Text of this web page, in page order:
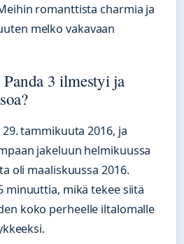
romanttista charmia ja
melko vakavaan
3 ilmestyi ja
tammikuuta 2016, ja
jakeluun helmikuussa
oli maaliskuussa 2016.
minuuttia, mikä tekee siitä
koko perheelle iltalomalle